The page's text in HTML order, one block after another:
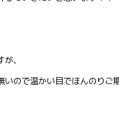
、
いので温かい目でほんのりご